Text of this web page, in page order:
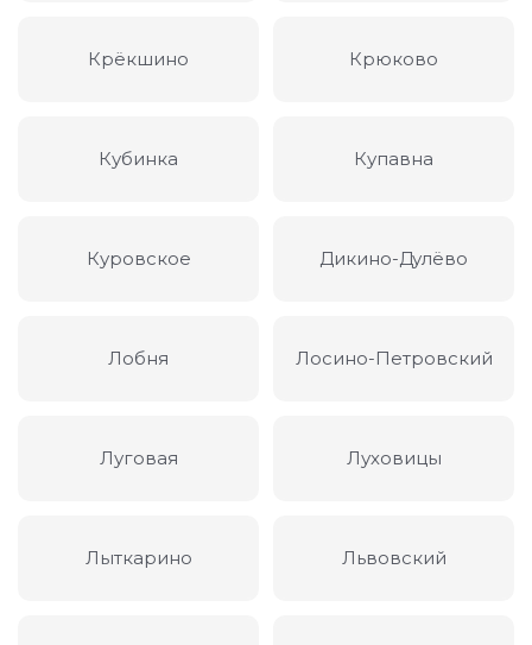
Крёкшино Крюково
Кубинка Купавна
Куровское Дикино-Дулёво
Лобня Лосино-Петровский
Луговая Луховицы
Лыткарино Львовский